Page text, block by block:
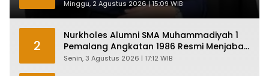
Minggu, 2 Agustus 2026 | 15:09 WIB
2
Nurkholes Alumni SMA Muhammadiyah 1
Pemalang Angkatan 1986 Resmi Menjabat
Plt Bupati, Inilah Pesan Ketua Asmam 86
Senin, 3 Agustus 2026 | 17:12 WIB